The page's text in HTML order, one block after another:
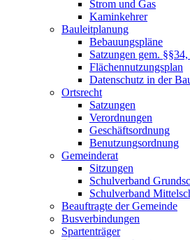
Strom und Gas
Kaminkehrer
Bauleitplanung
Bebauungspläne
Satzungen gem.
Flächennutzungsplan
Datenschutz in der
Ortsrecht
Satzungen
Verordnungen
Geschäftsordnung
Benutzungsordnung
Gemeinderat
Sitzungen
Schulverband
Schulverband
Beauftragte der Gemeinde
Busverbindungen
Spartenträger